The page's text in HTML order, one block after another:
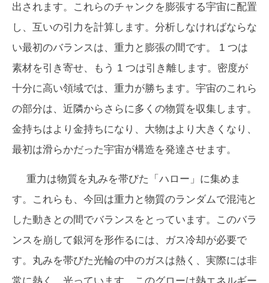
出されます。これらのチャンクを膨張する宇宙に配置
し、互いの引力を計算します。分析しなければならな
い最初のバランスは、重力と膨張の間です。 1 つは
素材を引き寄せ、もう 1 つは引き離します。密度が
十分に高い領域では、重力が勝ちます。宇宙のこれら
の部分は、近隣からさらに多くの物質を収集します。
金持ちはより金持ちになり、大物はより大きくなり、
最初は滑らかだった宇宙が構造を発達させます。
重力は物質を丸みを帯びた「ハロー」に集めま
す。これらも、今回は重力と物質のランダムで混沌と
した動きとの間でバランスをとっています。このバラ
ンスを崩して銀河を形作るには、ガス冷却が必要で
す。丸みを帯びた光輪の中のガスは熱く、実際には非